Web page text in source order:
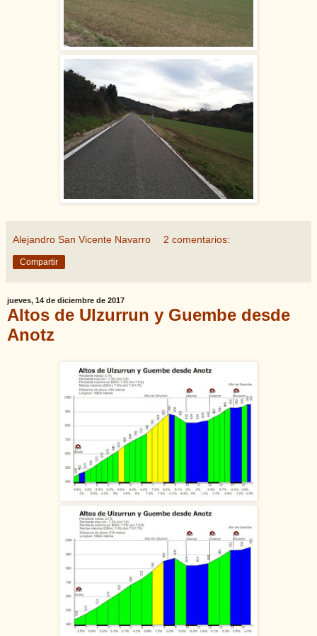
Alejandro San Vicente Navarro 2 comentarios:
Compartir
jueves, 14 de diciembre de 2017
Altos de Ulzurrun y Guembe desde
Anotz